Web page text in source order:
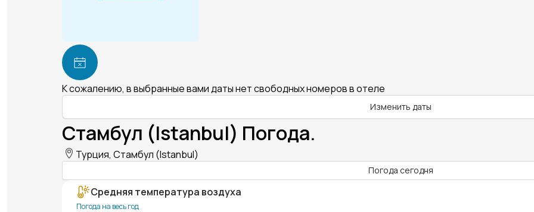
К сожалению, в выбранные вами даты нет свободных номеров в отеле
Изменить даты
Стамбул (Istanbul) Погода.
Турция, Стамбул (Istanbul)
Погода сегодня
Средняя температура воздуха
Погода на весь год